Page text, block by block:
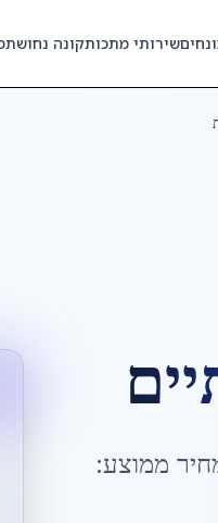
שירותי מתכותקונה נחושת
ממוצע: